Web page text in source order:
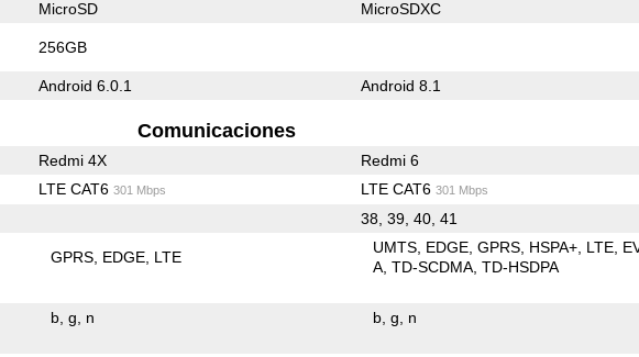
MicroSD MicroSDXC
256GB
Android 6.0.1 Android 8.1
Comunicaciones
Redmi 4X Redmi 6
LTE CAT6 301 Mbps LTE CAT6 301 Mbps
38, 39, 40, 41
GPRS EDGE LTE
UMTS EDGE GPRS HSPA+ LTE
A TD-SCDMA TD-HSDPA
b g n b g n